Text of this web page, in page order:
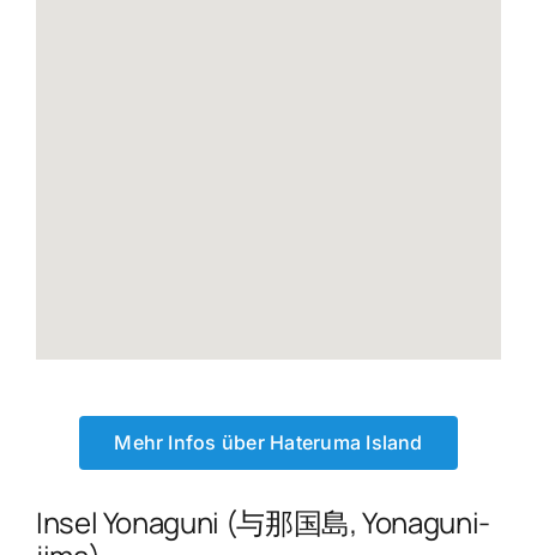
Mehr Infos über Hateruma Island
Insel Yonaguni (与那国島, Yonaguni-